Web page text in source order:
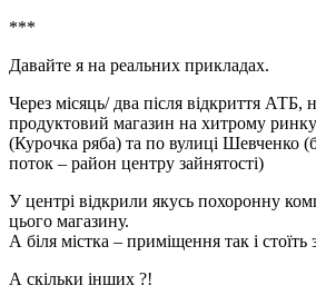
***
Давайте я на реальних прикладах.
Через місяць/ два після відкриття АТБ,
продуктовий магазин на хитрому ринку
(Курочка ряба) та по вулиці Шевченко
поток – район центру зайнятості)
У центрі відкрили якусь похоронну
цього магазину.
А біля містка – приміщення так і стоїть
А скільки інших ?!